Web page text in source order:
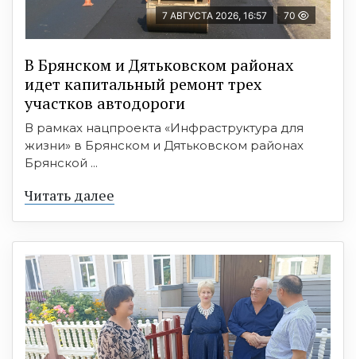
7 АВГУСТА 2026, 16:57 70
В Брянском и Дятьковском районах
идет капитальный ремонт трех
участков автодороги
В рамках нацпроекта «Инфраструктура для
жизни» в Брянском и Дятьковском районах
Брянской ...
Читать далее